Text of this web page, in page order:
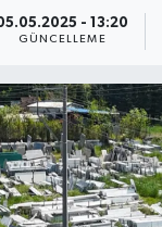
- 13:20
GÜNCELLEME